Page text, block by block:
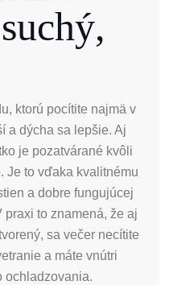
ktorú pocítite najmä v
a dýcha sa lepšie. Aj
je pozatvárané kvôli
Je to vďaka kvalitnému
a dobre fungujúcej
to znamená, že aj
sa večer necítite
a máte vnútri
ochladzovania.